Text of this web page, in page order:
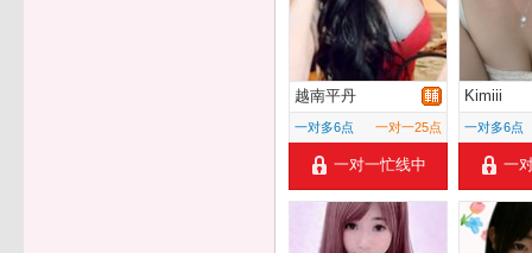
越南平丹
一对多6点 一对一25点
一对一忙线中
Kimiii
一对多6点
一